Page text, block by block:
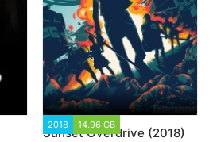
2018 14.96 GB
Sunset Overdrive (2018)